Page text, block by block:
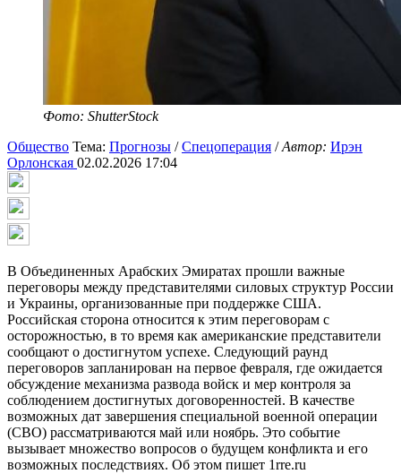
Фото: ShutterStock
Общество Тема: Прогнозы /Спецоперация /Автор: Ирэн
Орлонская 02.02.2026 17:04
В Объединенных Арабских Эмиратах прошли важные
переговоры между представителями силовых структур России
и Украины, организованные при поддержке США.
Российская сторона относится к этим переговорам с
осторожностью, в то время как американские представители
сообщают о достигнутом успехе. Следующий раунд
переговоров запланирован на первое февраля, где ожидается
обсуждение механизма развода войск и мер контроля за
соблюдением достигнутых договоренностей. В качестве
возможных дат завершения специальной военной операции
(СВО) рассматриваются май или ноябрь. Это событие
вызывает множество вопросов о будущем конфликта и его
возможных последствиях. Об этом пишет 1rre.ru